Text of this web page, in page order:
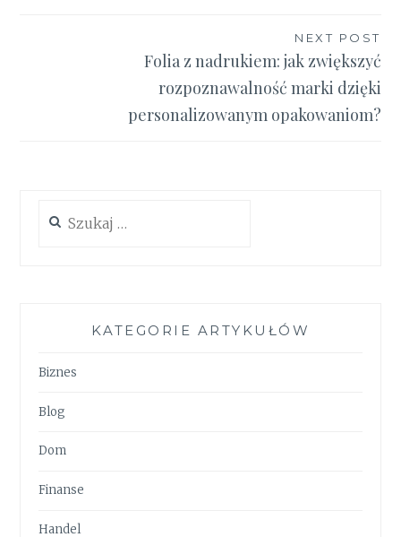
NEXT POST
Folia z nadrukiem: jak zwiększyć
rozpoznawalność marki dzięki
personalizowanym opakowaniom?
KATEGORIE ARTYKUŁÓW
Biznes
Blog
Dom
Finanse
Handel